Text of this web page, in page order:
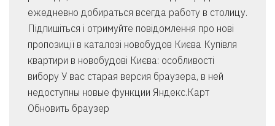
ежедневно добираться всегда работу в столицу.
Підпишіться і отримуйте повідомлення про нові
пропозиції в каталозі новобудов Києва Купівля
квартири в новобудові Києва: особливості
вибору У вас старая версия браузера, в ней
недоступны новые функции Яндекс.Карт
Обновить браузер